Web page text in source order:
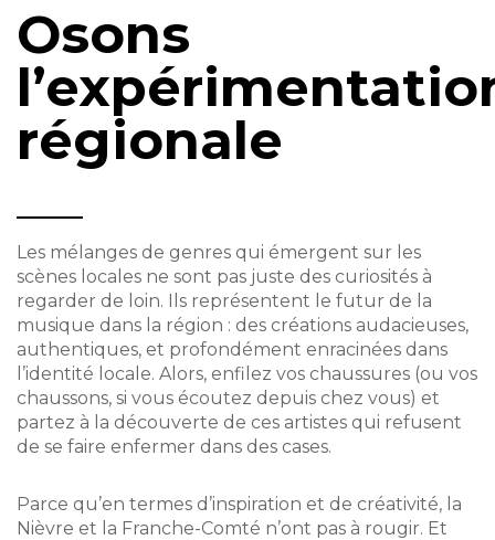
Osons
régionale
Les mélanges de genres qui émergent sur les
scènes locales ne sont pas juste des curiosités à
regarder de loin. Ils représentent le futur de la
musique dans la région : des créations audacieuses,
authentiques, et profondément enracinées dans
l’identité locale. Alors, enfilez vos chaussures (ou vos
chaussons, si vous écoutez depuis chez vous) et
partez à la découverte de ces artistes qui refusent
de se faire enfermer dans des cases.
Parce qu’en termes d’inspiration et de créativité, la
Nièvre et la Franche-Comté n’ont pas à rougir. Et